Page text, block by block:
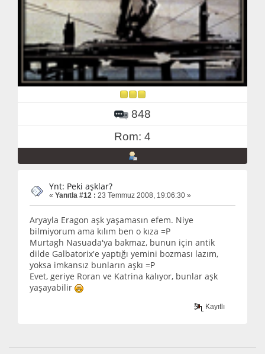
848
Rom: 4
Ynt: Peki aşklar?
« Yanıtla #12 : 23 Temmuz 2008, 19:06:30 »
Aryayla Eragon aşk yaşamasın efem. Niye
bilmiyorum ama kılım ben o kıza =P
Murtagh Nasuada'ya bakmaz, bunun için antik
dilde Galbatorix'e yaptığı yemini bozması lazım,
yoksa imkansız bunların aşkı =P
Evet, geriye Roran ve Katrina kalıyor, bunlar aşk
yaşayabilir
Kayıtlı